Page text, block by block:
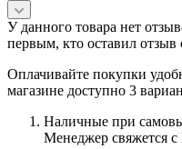
У данного товара нет
первым, кто оставил отзыв
Оплачивайте покупки
магазине доступно 3
Наличные при
Менеджер свяжется